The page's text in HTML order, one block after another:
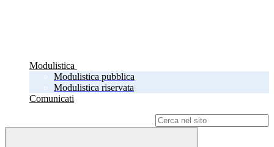
Modulistica
Modulistica pubblica
Modulistica riservata
Comunicati